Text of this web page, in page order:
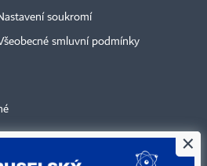
soukromí
smluvní podmínky
×